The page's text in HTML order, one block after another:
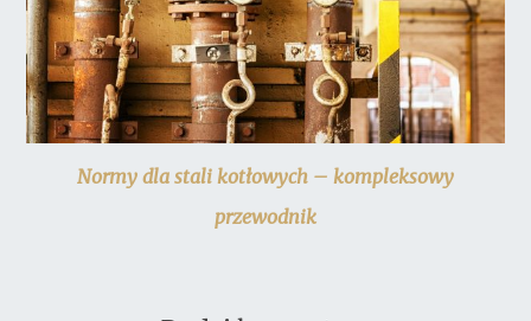
Normy dla stali kotłowych – kompleksowy
przewodnik